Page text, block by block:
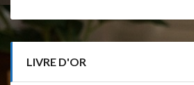
LIVRE D'OR